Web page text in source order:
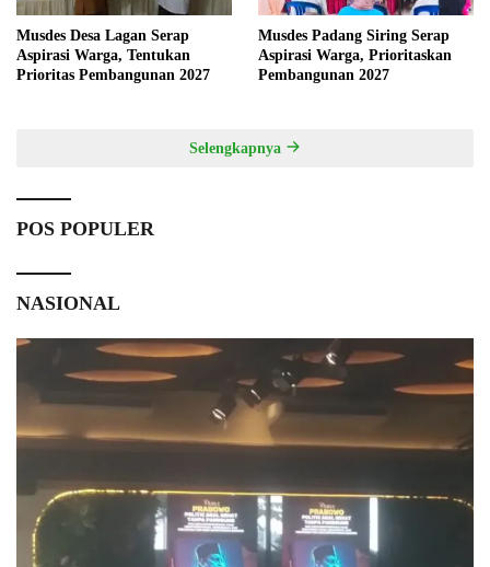
Musdes Desa Lagan Serap
Aspirasi Warga, Tentukan
Prioritas Pembangunan 2027
Musdes Padang Siring Serap
Aspirasi Warga, Prioritaskan
Pembangunan 2027
Selengkapnya
POS POPULER
NASIONAL